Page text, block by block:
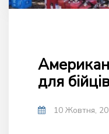
для
10 Жовтня,